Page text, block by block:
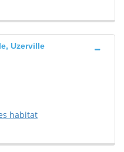
Uzerville
habitat